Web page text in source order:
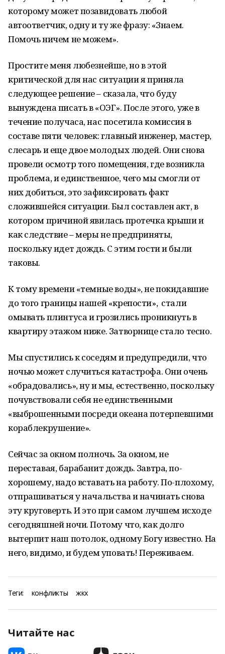
которому может позавидовать любой
автоответчик, одну и ту же фразу: «Знаем.
Помочь ничем не можем».
Простите меня любезнейше, но в этой
критической для нас ситуации я приняла
следующее решение – сказала, что буду
вынуждена писать в «ОЭГ». После этого, уже в
течение получаса, нас посетила комиссия в
составе пяти человек: главный инженер, мастер,
слесарь и еще двое молодых людей. Они снова
провели осмотр того помещения, где возникла
проблема, и единственное, чего мы смогли от
них добиться, это зафиксировать факт
сложившейся ситуации. Был составлен акт, в
котором причиной явилась протечка крыши и
как следствие – меры не предприняты,
поскольку идет дождь. С этим гости и были
таковы.
К тому времени «темные воды», не покидавшие
до того границы нашей «крепости», стали
омывать плинтуса и грозились проникнуть в
квартиру этажом ниже. Затворнице стало тесно.
Мы спустились к соседям и предупредили, что
ночью может случиться катастрофа. Они очень
«обрадовались», ну и мы, естественно, поскольку
почувствовали себя не единственными
«выброшенными посреди океана потерпевшими
кораблекрушение».
Сейчас за окном полночь. За окном, не
переставая, барабанит дождь. Завтра, по-
хорошему, надо вставать на работу. По-плохому,
отпрашиваться у начальства и начинать снова
эту круговерть. И это при самом лучшем исходе
сегодняшней ночи. Потому что, как долго
вытерпит наш потолок, одному Богу известно. На
него, видимо, и будем уповать! Переживаем.
Теги: конфликты жкх
Читайте нас